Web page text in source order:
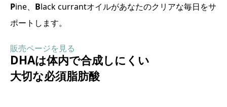
Pine、 Black currantオイルがあなたのクリアな毎日をサ
ポートします。
販売ページを見る
DHAは体内で合成しにくい
大切な必須脂肪酸